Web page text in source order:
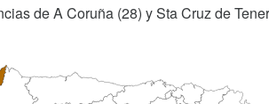
de A Coruña (28) y Sta Cruz de